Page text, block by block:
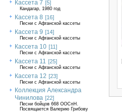
Кассета 7 [5]
Кандагар, 1980 год
Кассета 8 [16]
Песни с Афганской кассеты
Кассета 9 [14]
Песни с Афганской кассеты
Кассета 10 [11]
Песни с Афганской кассеты
Кассета 11 [25]
Песни с Афганской кассеты
Кассета 12 [23]
Песни с Афганской кассеты
Коллекция Александра
Чинилова [22]
Песни бойцов 668 ООСпН.
Посвящается Валерию Грибову